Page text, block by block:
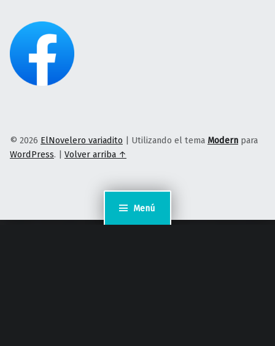
Menú
© 2026 ElNovelero variadito | Utilizando el tema Modern para
WordPress. | Volver arriba ↑